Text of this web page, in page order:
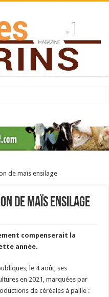
pour protéger son troupeau ?
quotidienne
de maïs ensilage
de maïs ensilage
compenserait la
année.
le 4 août, ses
en 2021, marquées par
de céréales à paille :